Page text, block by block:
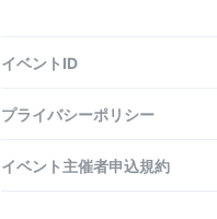
イベントID
プライバシーポリシー
イベント主催者申込規約